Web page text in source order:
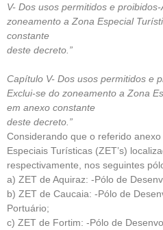
V- Dos usos permitidos e
zoneamento a Zona Especial
constante
deste decreto.”
Capítulo V- Dos usos permitidos e
Exclui-se do zoneamento a Zona
em anexo constante
deste decreto.”
Considerando que o referido
Especiais Turísticas (ZET’s)
respectivamente, nos seguintes
a) ZET de Aquiraz: -Pólo de
b) ZET de Caucaia: -Pólo de
Portuário;
c) ZET de Fortim: -Pólo de